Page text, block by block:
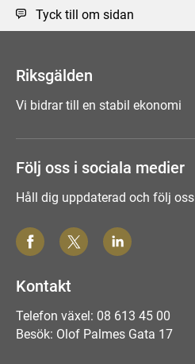
Tyck till om sidan
Riksgälden
Vi bidrar till en stabil ekonomi
Följ oss i sociala medier
Håll dig uppdaterad och följ oss
Kontakt
Telefon växel: 08 613 45 00
Besök: Olof Palmes Gata 17